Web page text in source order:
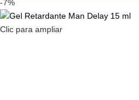
-7%
Clic para ampliar